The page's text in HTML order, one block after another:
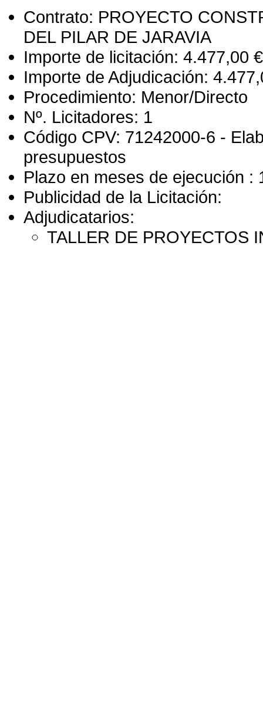
Contrato: PROYECTO
DEL PILAR DE JARAVIA
Importe de licitación: 4.477,00 €
Importe de Adjudicación:
Procedimiento: Menor/Directo
Nº. Licitadores: 1
Código CPV: 71242000-6 -
presupuestos
Plazo en meses de ejecución :
Publicidad de la Licitación:
Adjudicatarios:
TALLER DE PROYECTOS